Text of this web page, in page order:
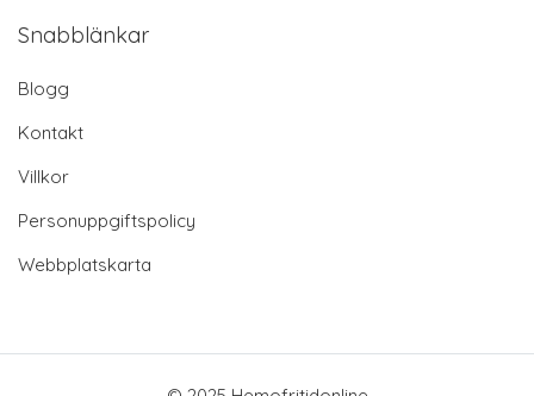
Snabblänkar
Blogg
Kontakt
Villkor
Personuppgiftspolicy
Webbplatskarta